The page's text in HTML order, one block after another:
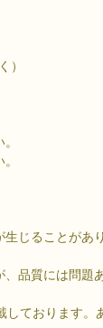
）
じることがあ
品質には問題
ております。